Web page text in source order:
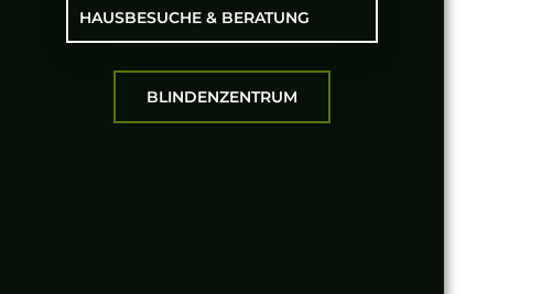
HAUSBESUCHE & BERATUNG
BLINDENZENTRUM